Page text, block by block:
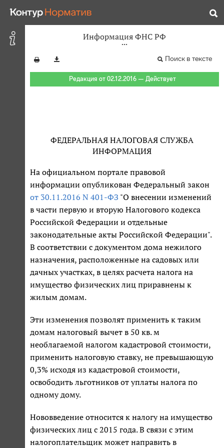
Информация ФНС РФ
Поиск в тексте
Редакция от 02.12.2016 — Действует
ФЕДЕРАЛЬНАЯ НАЛОГОВАЯ СЛУЖБА
ИНФОРМАЦИЯ
На официальном портале правовой
информации опубликован Федеральный закон
от 30.11.2016 N 401-ФЗ "О внесении изменений
в части первую и вторую Налогового кодекса
Российской Федерации и отдельные
законодательные акты Российской Федерации".
В соответствии с документом дома нежилого
назначения, расположенные на садовых или
дачных участках, в целях расчета налога на
имущество физических лиц приравнены к
жилым домам.
Эти изменения позволят применить к таким
домам налоговый вычет в 50 кв. м
необлагаемой налогом кадастровой стоимости,
применить налоговую ставку, не превышающую
0,3% исходя из кадастровой стоимости,
освободить льготников от уплаты налога по
одному дому.
Нововведение относится к налогу на имущество
физических лиц с 2015 года. В связи с этим
налогоплательщик может направить в